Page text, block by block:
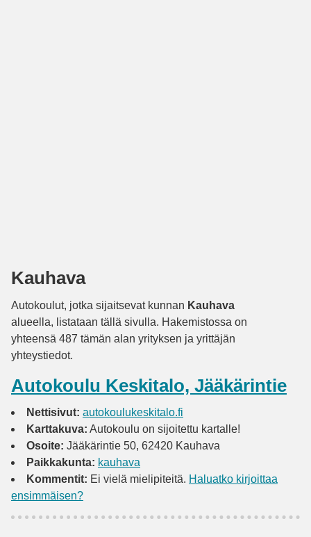
Kauhava
Autokoulut, jotka sijaitsevat kunnan Kauhava
alueella, listataan tällä sivulla. Hakemistossa on
yhteensä 487 tämän alan yrityksen ja yrittäjän
yhteystiedot.
Autokoulu Keskitalo, Jääkärintie
Nettisivut: autokoulukeskitalo.fi
Karttakuva: Autokoulu on sijoitettu kartalle!
Osoite: Jääkärintie 50, 62420 Kauhava
Paikkakunta: kauhava
Kommentit: Ei vielä mielipiteitä. Haluatko kirjoittaa
ensimmäisen?